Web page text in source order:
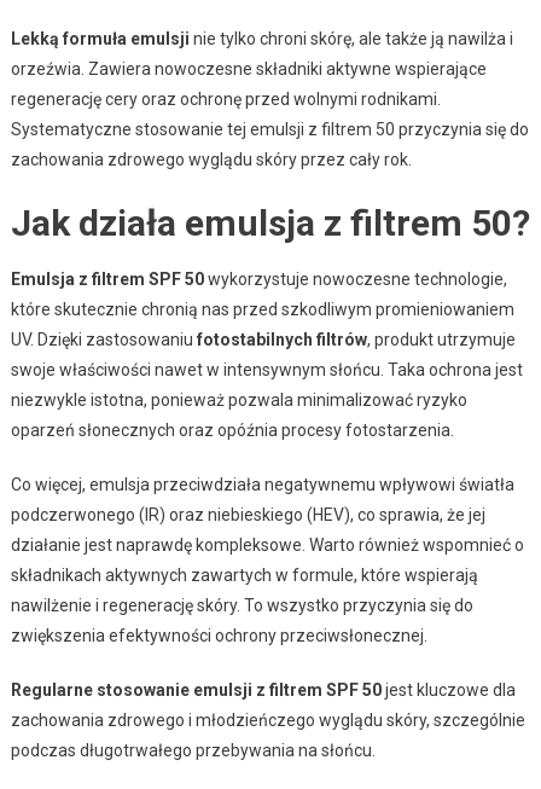
Lekką formuła emulsji nie tylko chroni skórę, ale także ją nawilża i
orzeźwia. Zawiera nowoczesne składniki aktywne wspierające
regenerację cery oraz ochronę przed wolnymi rodnikami.
Systematyczne stosowanie tej emulsji z filtrem 50 przyczynia się do
zachowania zdrowego wyglądu skóry przez cały rok.
Jak działa emulsja z filtrem 50?
Emulsja z filtrem SPF 50wykorzystuje nowoczesne technologie,
które skutecznie chronią nas przed szkodliwym promieniowaniem
UV. Dzięki zastosowaniu fotostabilnych filtrów, produkt utrzymuje
swoje właściwości nawet w intensywnym słońcu. Taka ochrona jest
niezwykle istotna, ponieważ pozwala minimalizować ryzyko
oparzeń słonecznych oraz opóźnia procesy fotostarzenia.
Co więcej, emulsja przeciwdziała negatywnemu wpływowi światła
podczerwonego (IR) oraz niebieskiego (HEV), co sprawia, że jej
działanie jest naprawdę kompleksowe. Warto również wspomnieć o
składnikach aktywnych zawartych w formule, które wspierają
nawilżenie i regenerację skóry. To wszystko przyczynia się do
zwiększenia efektywności ochrony przeciwsłonecznej.
Regularne stosowanie emulsji z filtrem SPF 50jest kluczowe dla
zachowania zdrowego i młodzieńczego wyglądu skóry, szczególnie
podczas długotrwałego przebywania na słońcu.